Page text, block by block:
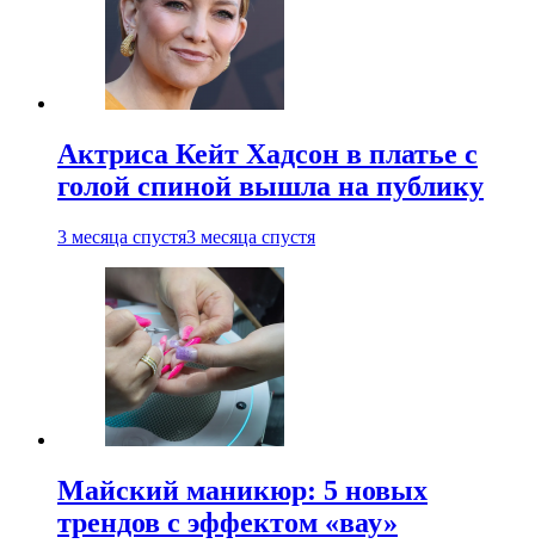
Актриса Кейт Хадсон в платье с
голой спиной вышла на публику
3 месяца спустя3 месяца спустя
Майский маникюр: 5 новых
трендов с эффектом «вау»